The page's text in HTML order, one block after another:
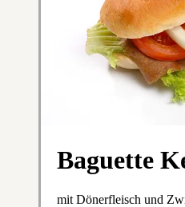
Baguette
mit Dönerfleisch und